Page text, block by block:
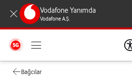
Vodafone Yanımda
Vodafone A.Ş.
Bağcılar